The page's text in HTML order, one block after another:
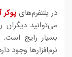
در پلتفرم‌هایپوکر
می‌توانید دیگران
بسیار رایج
نرم‌افزارها وجود